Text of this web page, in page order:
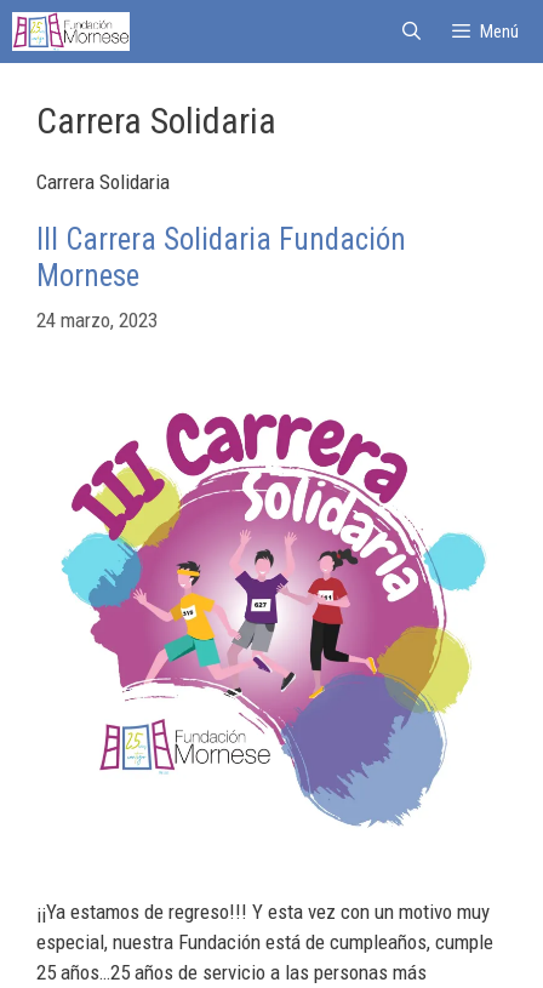
Menú
Carrera Solidaria
Carrera Solidaria
III Carrera Solidaria Fundación
Mornese
24 marzo, 2023
¡¡Ya estamos de regreso!!! Y esta vez con un motivo muy
especial, nuestra Fundación está de cumpleaños, cumple
25 años…25 años de servicio a las personas más